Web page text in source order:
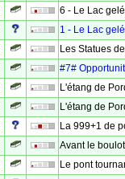
6 - Le Lac
1 - Le Lac
Les Statues
#7#
L'étang de
L'étang de
La 999+1 de
Avant le boulot
Le pont